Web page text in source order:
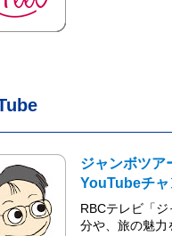
ジャンボツア
YouTubeチャ
RBCテレビ「
分や、旅の魅力